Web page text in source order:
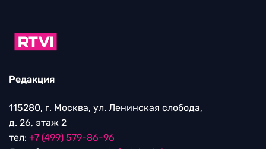
Редакция
115280, г. Москва, ул. Ленинская слобода,
д. 26, этаж 2
тел: +7 (499) 579-86-96